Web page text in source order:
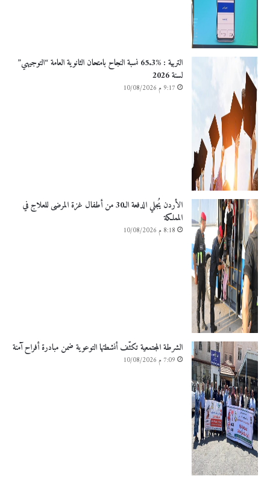
التربية : %65.3 نسبة النجاح بامتحان الثانوية العامة “التوجيهي”
لسنة 2026
9:17 م 10/08/2026
الأردن يُجلي الدفعة الـ30 من أطفال غزة المرضى للعلاج في
المملكة
8:18 م 10/08/2026
الشرطة المجتمعية تكثّف أنشطتها التوعوية ضمن مبادرة أفراح آمنة
7:09 م 10/08/2026